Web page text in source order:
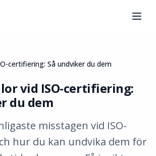
certifiering: Så undviker du dem
vid ISO-certifiering:
du dem
misstagen vid ISO-
hur du kan undvika dem för